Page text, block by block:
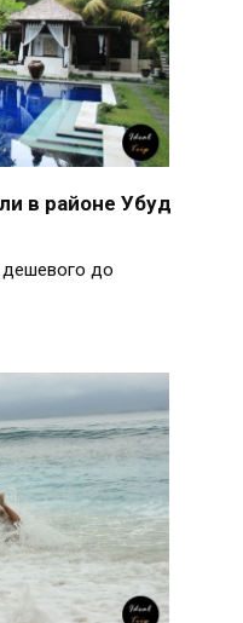
в районе Убуд
до